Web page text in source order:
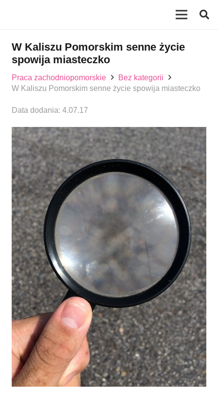
W Kaliszu Pomorskim senne życie
spowija miasteczko
Praca zachodniopomorskie
Bez kategorii
W Kaliszu Pomorskim senne życie spowija miasteczko
Data dodania: 4.07.17